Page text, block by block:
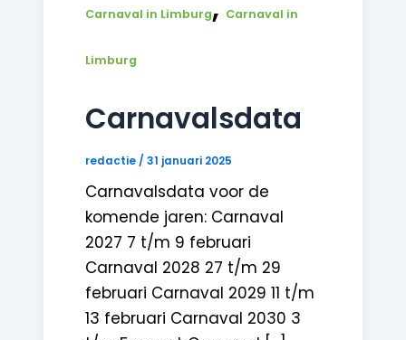
Carnaval in Limburg, Carnaval in
Limburg
Carnavalsdata
redactie /31 januari 2025
Carnavalsdata voor de
komende jaren: Carnaval
2027 7 t/m 9 februari
Carnaval 2028 27 t/m 29
februari Carnaval 2029 11 t/m
13 februari Carnaval 2030 3